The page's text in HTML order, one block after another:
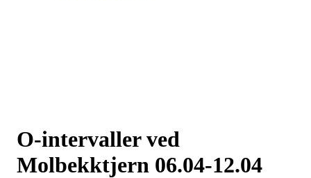
O-intervaller ved
Molbekktjern 06.04-12.04